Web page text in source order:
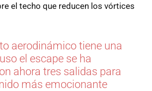
el techo que reducen los vórtices
aerodinámico tiene una
el escape se ha
ahora tres salidas para
más emocionante